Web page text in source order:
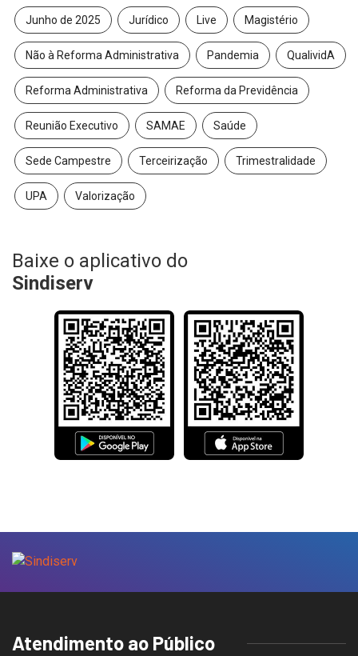
Junho de 2025 Jurídico Live Magistério
Não à Reforma Administrativa Pandemia QualividA
Reforma Administrativa Reforma da Previdência
Reunião Executivo SAMAE Saúde
Sede Campestre Terceirização Trimestralidade
UPA Valorização
Baixe o aplicativo do
Sindiserv
Atendimento ao Público